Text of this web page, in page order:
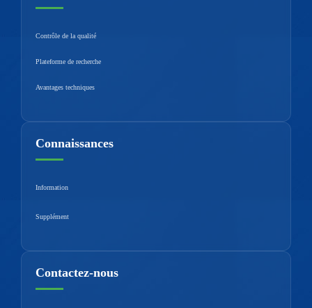
Contrôle de la qualité
Plateforme de recherche
Avantages techniques
Connaissances
Information
Supplément
Contactez-nous